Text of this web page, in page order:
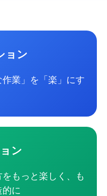
ョン
業」を「楽」にす
ン
もっと楽しく、も
的に